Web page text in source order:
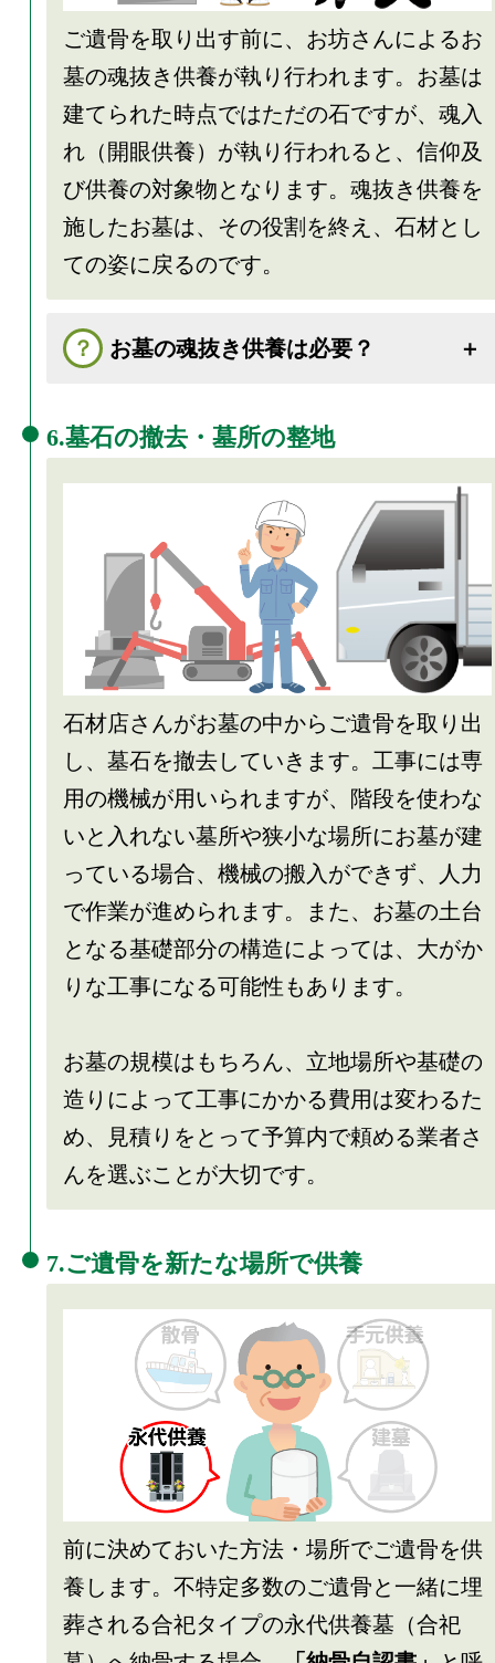
ご遺骨を取り出す前に、お坊さんによるお
墓の魂抜き供養が執り行われます。お墓は
建てられた時点ではただの石ですが、魂入
れ（開眼供養）が執り行われると、信仰及
び供養の対象物となります。魂抜き供養を
施したお墓は、その役割を終え、石材とし
ての姿に戻るのです。
お墓の魂抜き供養は必要？
6.墓石の撤去・墓所の整地
石材店さんがお墓の中からご遺骨を取り出
し、墓石を撤去していきます。工事には専
用の機械が用いられますが、階段を使わな
いと入れない墓所や狭小な場所にお墓が建
っている場合、機械の搬入ができず、人力
で作業が進められます。また、お墓の土台
となる基礎部分の構造によっては、大がか
りな工事になる可能性もあります。
お墓の規模はもちろん、立地場所や基礎の
造りによって工事にかかる費用は変わるた
め、見積りをとって予算内で頼める業者さ
んを選ぶことが大切です。
7.ご遺骨を新たな場所で供養
前に決めておいた方法・場所でご遺骨を供
養します。不特定多数のご遺骨と一緒に埋
葬される合祀タイプの永代供養墓（合祀